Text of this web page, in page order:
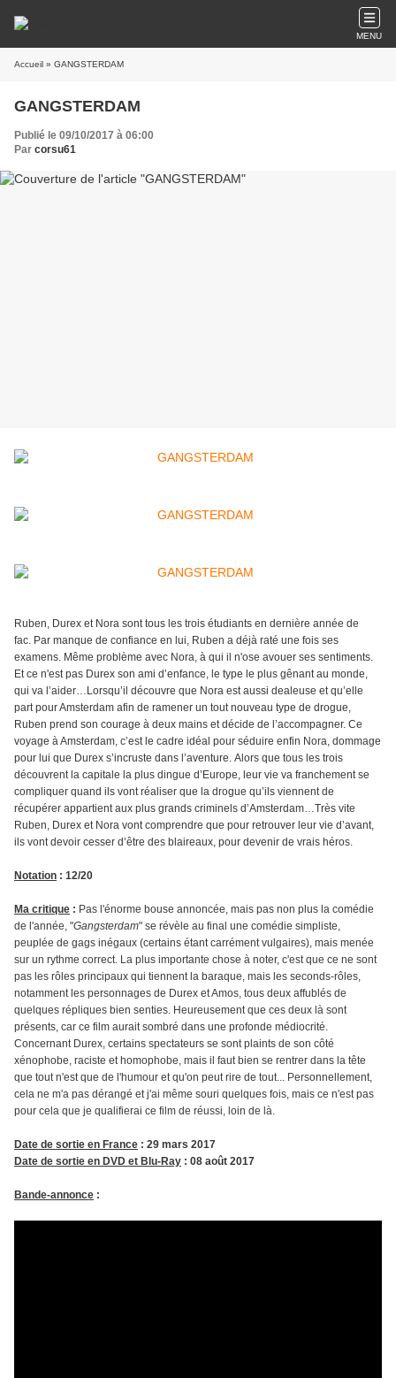
MENU
Accueil » GANGSTERDAM
GANGSTERDAM
Publié le 09/10/2017 à 06:00
Par corsu61
Ruben, Durex et Nora sont tous les trois étudiants en dernière année de
fac. Par manque de confiance en lui, Ruben a déjà raté une fois ses
examens. Même problème avec Nora, à qui il n'ose avouer ses sentiments.
Et ce n'est pas Durex son ami d’enfance, le type le plus gênant au monde,
qui va l’aider…Lorsqu’il découvre que Nora est aussi dealeuse et qu’elle
part pour Amsterdam afin de ramener un tout nouveau type de drogue,
Ruben prend son courage à deux mains et décide de l’accompagner. Ce
voyage à Amsterdam, c’est le cadre idéal pour séduire enfin Nora, dommage
pour lui que Durex s’incruste dans l’aventure. Alors que tous les trois
découvrent la capitale la plus dingue d’Europe, leur vie va franchement se
compliquer quand ils vont réaliser que la drogue qu’ils viennent de
récupérer appartient aux plus grands criminels d’Amsterdam…Très vite
Ruben, Durex et Nora vont comprendre que pour retrouver leur vie d’avant,
ils vont devoir cesser d’être des blaireaux, pour devenir de vrais héros.
Notation : 12/20
Ma critique : Pas l'énorme bouse annoncée, mais pas non plus la comédie
de l'année, "Gangsterdam" se révèle au final une comédie simpliste,
peuplée de gags inégaux (certains étant carrément vulgaires), mais menée
sur un rythme correct. La plus importante chose à noter, c'est que ce ne sont
pas les rôles principaux qui tiennent la baraque, mais les seconds-rôles,
notamment les personnages de Durex et Amos, tous deux affublés de
quelques répliques bien senties. Heureusement que ces deux là sont
présents, car ce film aurait sombré dans une profonde médiocrité.
Concernant Durex, certains spectateurs se sont plaints de son côté
xénophobe, raciste et homophobe, mais il faut bien se rentrer dans la tête
que tout n'est que de l'humour et qu'on peut rire de tout... Personnellement,
cela ne m'a pas dérangé et j'ai même souri quelques fois, mais ce n'est pas
pour cela que je qualifierai ce film de réussi, loin de là.
Date de sortie en France : 29 mars 2017
Date de sortie en DVD et Blu-Ray : 08 août 2017
Bande-annonce :